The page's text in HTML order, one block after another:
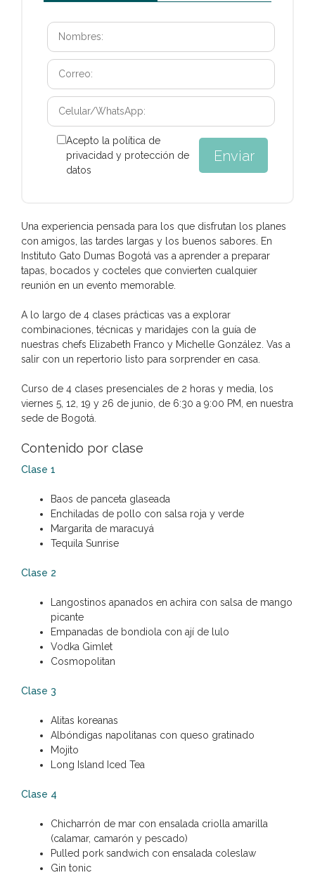
Acepto la política de
privacidad y protección de
datos
Una experiencia pensada para los que disfrutan los planes
con amigos, las tardes largas y los buenos sabores. En
Instituto Gato Dumas Bogotá vas a aprender a preparar
tapas, bocados y cocteles que convierten cualquier
reunión en un evento memorable.
A lo largo de 4 clases prácticas vas a explorar
combinaciones, técnicas y maridajes con la guía de
nuestras chefs Elizabeth Franco y Michelle González. Vas a
salir con un repertorio listo para sorprender en casa.
Curso de 4 clases presenciales de 2 horas y media, los
viernes 5, 12, 19 y 26 de junio, de 6:30 a 9:00 PM, en nuestra
sede de Bogotá.
Contenido por clase
Clase 1
Baos de panceta glaseada
Enchiladas de pollo con salsa roja y verde
Margarita de maracuyá
Tequila Sunrise
Clase 2
Langostinos apanados en achira con salsa de mango
picante
Empanadas de bondiola con ají de lulo
Vodka Gimlet
Cosmopolitan
Clase 3
Alitas koreanas
Albóndigas napolitanas con queso gratinado
Mojito
Long Island Iced Tea
Clase 4
Chicharrón de mar con ensalada criolla amarilla
(calamar, camarón y pescado)
Pulled pork sandwich con ensalada coleslaw
Gin tonic